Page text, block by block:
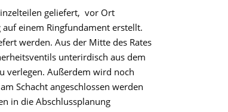
geliefert, vor Ort
einem Ringfundament erstellt.
werden. Aus der Mitte des Rates
unterirdisch aus dem
verlegen. Außerdem wird noch
Schacht angeschlossen werden
in die Abschlussplanung